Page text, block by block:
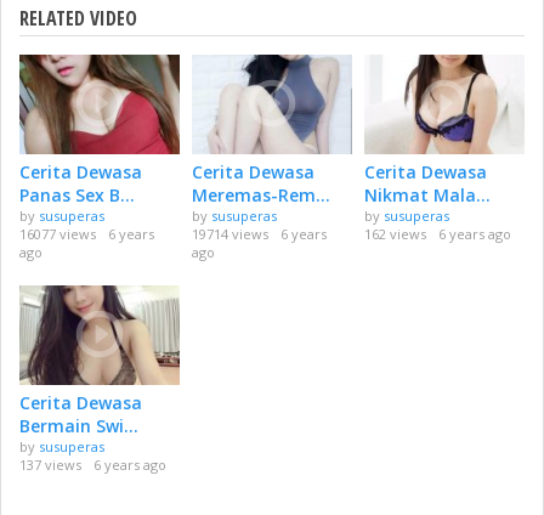
RELATED VIDEO
Cerita Dewasa
Panas Sex B...
by susuperas
16077 views
6 years
ago
Cerita Dewasa
Meremas-Rem...
by susuperas
19714 views
6 years
ago
Cerita Dewasa
Nikmat Mala...
by susuperas
162 views
6 years ago
Cerita Dewasa
Bermain Swi...
by susuperas
137 views
6 years ago